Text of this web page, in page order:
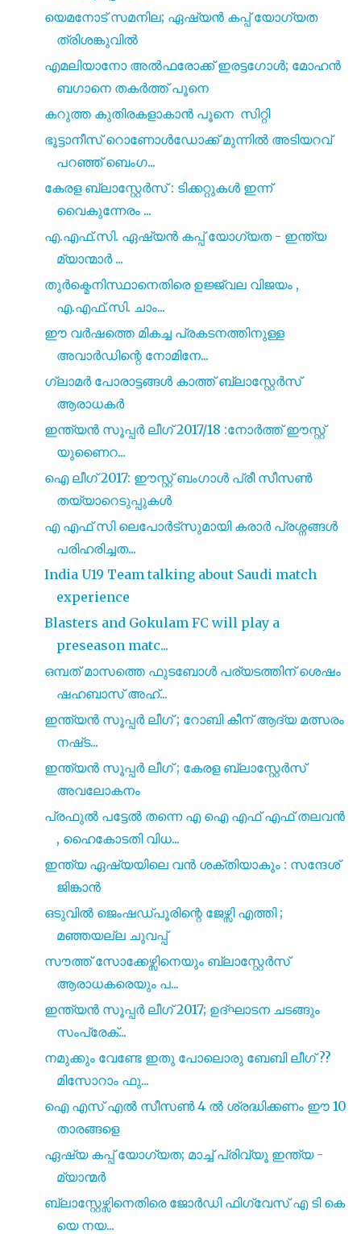
യെമനോട് സമനില; ഏഷ്യൻ കപ്പ് യോഗ്യത
ത്രിശങ്കുവിൽ
എമലിയാനോ അൽഫരോക്ക് ഇരട്ടഗോൾ; മോഹൻ
ബഗാനെ തകർത്ത് പൂനെ
കറുത്ത കുതിരകളാകാൻ പൂനെ സിറ്റി
ഭൂട്ടാനീസ് റൊണോൾഡോക്ക് മുന്നിൽ അടിയറവ്
പറഞ്ഞ് ബെംഗ...
കേരള ബ്ലാസ്റ്റേർസ് : ടിക്കറ്റുകൾ ഇന്ന്
വൈകുന്നേരം ...
എ.എഫ്.സി. ഏഷ്യൻ കപ്പ് യോഗ്യത - ഇന്ത്യ
മ്യാന്മാർ ...
തുർക്മെനിസ്ഥാനെതിരെ ഉജ്ജ്വല വിജയം ,
എ.എഫ്.സി. ചാം...
ഈ വർഷത്തെ മികച്ച പ്രകടനത്തിനുള്ള
അവാർഡിന്റെ നോമിനേ...
ഗ്ലാമർ പോരാട്ടങ്ങൾ കാത്ത് ബ്ലാസ്റ്റേർസ്
ആരാധകർ
ഇന്ത്യൻ സൂപ്പർ ലീഗ് 2017/18 :നോർത്ത് ഈസ്റ്റ്
യുണൈറ...
ഐ ലീഗ് 2017: ഈസ്റ്റ് ബംഗാൾ പ്രീ സീസൺ
തയ്യാറെടുപ്പുകൾ
എ എഫ് സി ലെപോർട്‌സുമായി കരാർ പ്രശ്നങ്ങൾ
പരിഹരിച്ചത...
India U19 Team talking about Saudi match
experience
Blasters and Gokulam FC will play a
preseason matc...
ഒമ്പത് മാസത്തെ ഫുടബോൾ പര്യടത്തിന് ശെഷം
ഷഹബാസ് അഹ്...
ഇന്ത്യൻ സൂപ്പർ ലീഗ് ; റോബി കീന് ആദ്യ മത്സരം
നഷ്‌ട...
ഇന്ത്യൻ സൂപ്പർ ലീഗ് ; കേരള ബ്ലാസ്റ്റേർസ്
അവലോകനം
പ്രഫുൽ പട്ടേൽ തന്നെ എ ഐ എഫ് എഫ് തലവൻ
, ഹൈകോടതി വിധ...
ഇന്ത്യ ഏഷ്യയിലെ വൻ ശക്തിയാകും : സന്ദേശ്
ജിങ്കാൻ
ഒടുവിൽ ജെംഷഡ്പൂരിന്റെ ജേഴ്സി എത്തി ;
മഞ്ഞയല്ല ചുവപ്പ്
സൗത്ത് സോക്കേഴ്സിനെയും ബ്ലാസ്റ്റേർസ്
ആരാധകരെയും പ...
ഇന്ത്യൻ സൂപ്പർ ലീഗ് 2017; ഉദ്ഘാടന ചടങ്ങും
സംപ്രേക്...
നമുക്കും വേണ്ടേ ഇതു പോലൊരു ബേബി ലീഗ് ??
മിസോറാം ഫു...
ഐ എസ് എൽ സീസൺ 4 ൽ ശ്രദ്ധിക്കണം ഈ 10
താരങ്ങളെ
ഏഷ്യ കപ്പ് യോഗ്യത; മാച്ച് പ്രിവ്യൂ ഇന്ത്യ -
മ്യാന്മർ
ബ്ലാസ്റ്റേഴ്സിനെതിരെ ജോർഡി ഫിഗ്വേസ് എ ടി കെ
യെ നയ...